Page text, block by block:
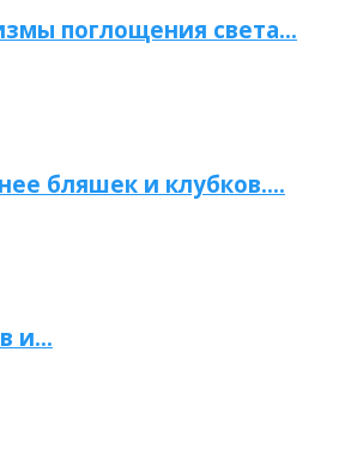
поглощения света…
бляшек и клубков….
и…